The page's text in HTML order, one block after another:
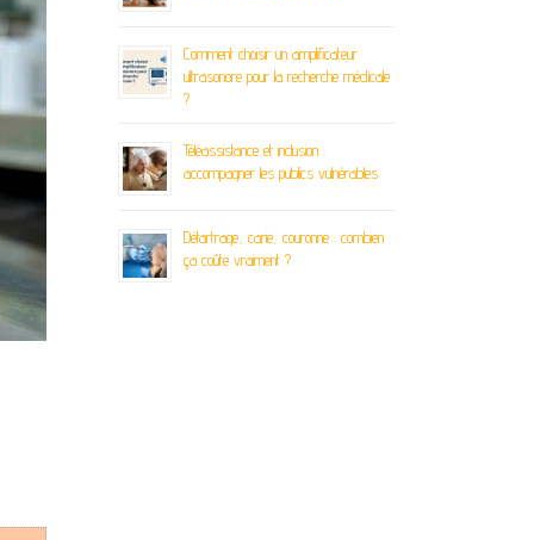
Comment choisir un amplificateur
ultrasonore pour la recherche médicale
?
Téléassistance et inclusion :
accompagner les publics vulnérables
Détartrage, carie, couronne : combien
ça coûte vraiment ?